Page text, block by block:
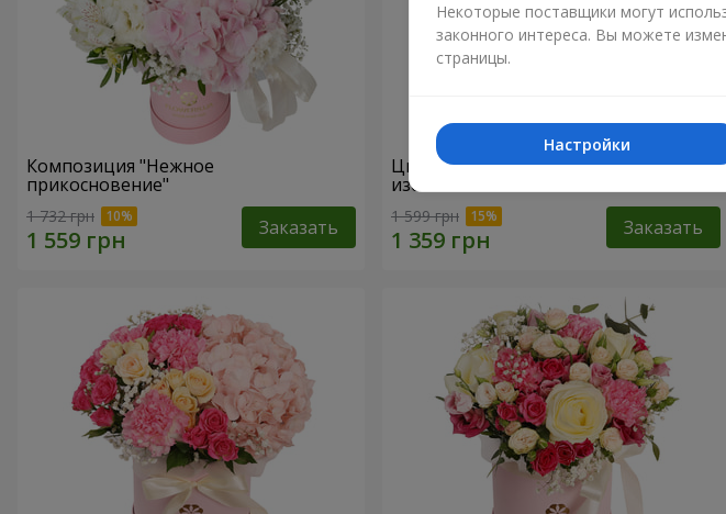
Композиция "Нежное
прикосновение"
1 732 грн Заказать
Цветы в коробке "Счастья не
избежать"
1 599 грн Заказать
Некоторые поставщики могут
законного интереса. Вы можете
страницы.
Настройки